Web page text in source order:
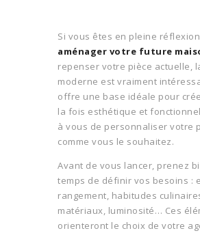
Si vous êtes en pleine
aménager votre future
repenser votre pièce actuelle,
moderne est vraiment
offre une base idéale pour
la fois esthétique et
à vous de personnaliser votre
comme vous le souhaitez.
Avant de vous lancer, prenez
temps de définir vos besoins :
rangement, habitudes
matériaux, luminosité… Ces
orienteront le choix de votre